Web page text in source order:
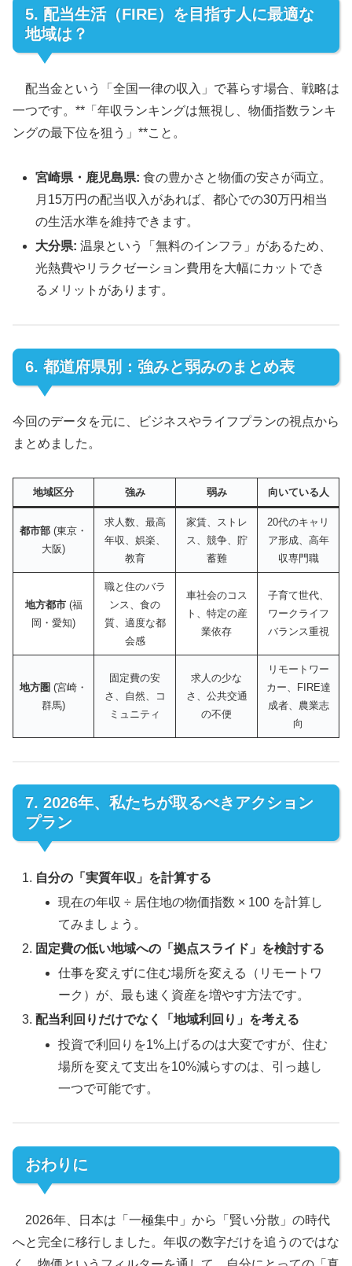
5. 配当生活（FIRE）を目指す人に最適な
地域は？
配当金という「全国一律の収入」で暮らす場合、戦略は
一つです。**「年収ランキングは無視し、物価指数ランキ
ングの最下位を狙う」**こと。
宮崎県・鹿児島県: 食の豊かさと物価の安さが両立。
月15万円の配当収入があれば、都心での30万円相当
の生活水準を維持できます。
大分県: 温泉という「無料のインフラ」があるため、
光熱費やリラクゼーション費用を大幅にカットでき
るメリットがあります。
6. 都道府県別：強みと弱みのまとめ表
今回のデータを元に、ビジネスやライフプランの視点から
まとめました。
地域区分 強み 弱み 向いている人
都市部 (東京・
大阪)
求人数、最高
年収、娯楽、
教育
家賃、ストレ
ス、競争、貯
蓄難
20代のキャリ
ア形成、高年
収専門職
地方都市(福
岡・愛知)
職と住のバラ
ンス、食の
質、適度な都
会感
車社会のコス
ト、特定の産
業依存
子育て世代、
ワークライフ
バランス重視
地方圏 (宮崎・
群馬)
固定費の安
さ、自然、コ
ミュニティ
求人の少な
さ、公共交通
の不便
リモートワー
カー、FIRE達
成者、農業志
向
7. 2026年、私たちが取るべきアクション
プラン
自分の「実質年収」を計算する
現在の年収 ÷ 居住地の物価指数 × 100 を計算し
てみましょう。
固定費の低い地域への「拠点スライド」を検討する
仕事を変えずに住む場所を変える（リモートワ
ーク）が、最も速く資産を増やす方法です。
配当利回りだけでなく「地域利回り」を考える
投資で利回りを1%上げるのは大変ですが、住む
場所を変えて支出を10%減らすのは、引っ越し
一つで可能です。
おわりに
2026年、日本は「一極集中」から「賢い分散」の時代
へと完全に移行しました。年収の数字だけを追うのではな